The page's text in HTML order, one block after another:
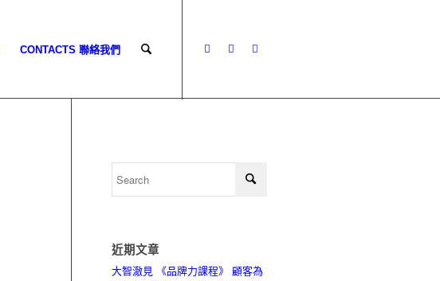
CONTACTS 聯絡我們
近期文章
大智澈見 《品牌力課程》 顧客為